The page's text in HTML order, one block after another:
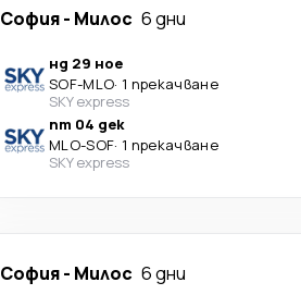
София- Милос 6 дни
нд 29 ное
SOF-MLO· 1 прекачване
SKY express
пт 04 дек
MLO-SOF· 1 прекачване
SKY express
София- Милос 6 дни